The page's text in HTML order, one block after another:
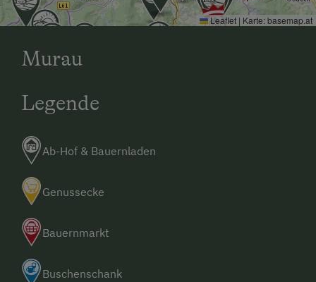
Leaflet | Karte:basemap.at
Murau
Legende
Ab-Hof & Bauernladen
Genussecke
Bauernmarkt
Buschenschank